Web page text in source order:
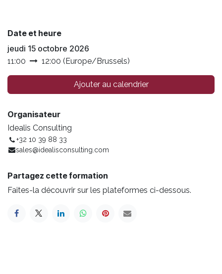
Date et heure
jeudi 15 octobre 2026
11:00 12:00 (Europe/Brussels)
Ajouter au calendrier
Organisateur
Idealis Consulting
+32 10 39 88 33
sales@idealisconsulting.com
Partagez cette formation
Faites-la découvrir sur les plateformes ci-dessous.